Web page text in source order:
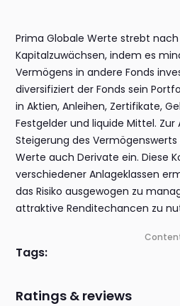
Prima Globale Werte strebt
Kapitalzuwächsen, indem es
Vermögens in andere Fonds
diversifiziert der Fonds sein
in Aktien, Anleihen, Zertifikate,
Festgelder und liquide Mittel.
Steigerung des
Werte auch Derivate ein. Diese
verschiedener Anlageklassen
das Risiko ausgewogen zu
attraktive Renditechancen zu
Tags:
Ratings & reviews